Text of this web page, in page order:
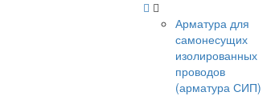
Арматура для
самонесущих
изолированных
проводов
(арматура СИП)